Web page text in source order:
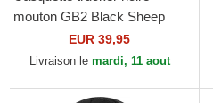
mouton GB2 Black Sheep
The Rocker The Farm Goorin
Bros.
EUR 39,95
Livraison le mardi, 11 aout